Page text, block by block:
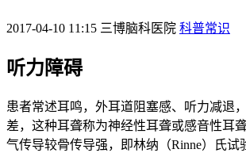
2017-04-10 11:15 三博脑科医院 科普常识
听力障碍
患者常述耳鸣，外耳道阻塞感、听力减退
差，这种耳聋称为神经性耳聋或感音性耳
气传导较骨传导强，即林纳（Rinne）氏试